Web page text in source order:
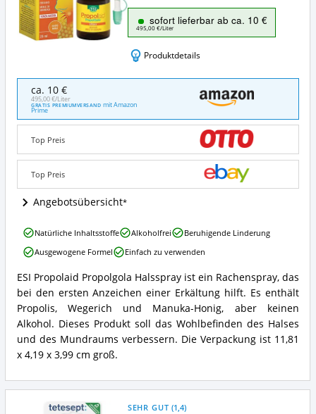
sofort lieferbar ab ca. 10 €
495,00 €/Liter
Produktdetails
Propolaid
Propolgola
Halsspray
Angebote:
ist
dieses
Halsspray
erhältlich?
ca. 10 €
495,00 €/Liter
GRATIS PREMIUMVERSAND mit Amazon
Prime
Top Preis
Top Preis
Angebotsübersicht
ESI
Propolaid
Propolgola
Halsspray
Zusammenfassung:
Was
bietet
Halsspray?
ESI Propolaid Propolgola Halsspray ist ein Rachenspray, das
bei den ersten Anzeichen einer Erkältung hilft. Es enthält
Propolis, Wegerich und Manuka-Honig, aber keinen
Alkohol. Dieses Produkt soll das Wohlbefinden des Halses
und des Mundraums verbessern. Die Verpackung ist 11,81
x 4,19 x 3,99 cm groß.
ESI
Propolaid
Propolgola
Vorteile:
Was
spricht
für
dieses
Halsspray?
Natürliche Inhaltsstoffe Alkoholfrei
Beruhigende Linderung
Ausgewogene Formel
Einfach zu verwenden
SEHR GUT (1,4)